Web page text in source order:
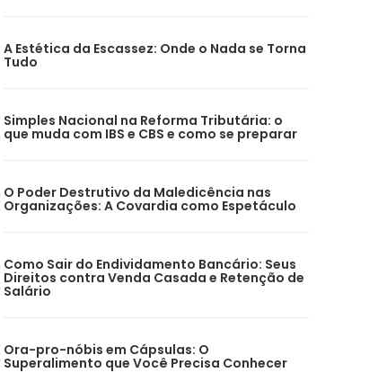
A Estética da Escassez: Onde o Nada se Torna
Tudo
Simples Nacional na Reforma Tributária: o
que muda com IBS e CBS e como se preparar
O Poder Destrutivo da Maledicência nas
Organizações: A Covardia como Espetáculo
Como Sair do Endividamento Bancário: Seus
Direitos contra Venda Casada e Retenção de
Salário
Ora-pro-nóbis em Cápsulas: O
Superalimento que Você Precisa Conhecer